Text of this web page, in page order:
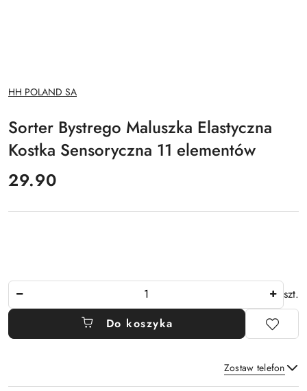
NAZWA
PRODUCENTA:
HH POLAND SA
Sorter Bystrego Maluszka Elastyczna
Kostka Sensoryczna 11 elementów
cena:
29.90
szt.
Do koszyka
Zostaw telefon